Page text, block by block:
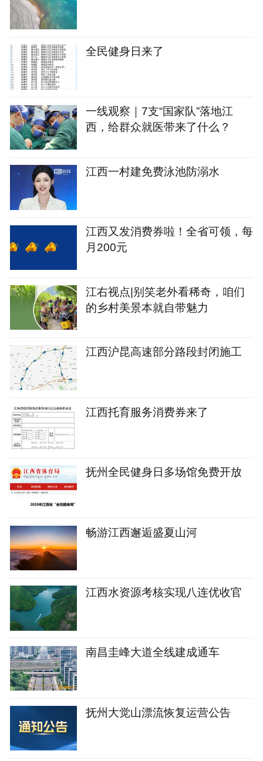
全民健身日来了
一线观察｜7支“国家队”落地江
西，给群众就医带来了什么？
江西一村建免费泳池防溺水
江西又发消费券啦！全省可领，每
月200元
江右视点|别笑老外看稀奇，咱们
的乡村美景本就自带魅力
江西沪昆高速部分路段封闭施工
江西托育服务消费券来了
抚州全民健身日多场馆免费开放
畅游江西邂逅盛夏山河
江西水资源考核实现八连优收官
南昌圭峰大道全线建成通车
抚州大觉山漂流恢复运营公告